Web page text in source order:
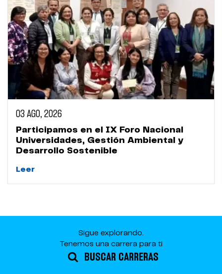
03 AGO, 2026
Participamos en el IX Foro Nacional
Universidades, Gestión Ambiental y
Desarrollo Sostenible
Leer
Sigue explorando.
Tenemos una carrera para ti
BUSCAR CARRERAS